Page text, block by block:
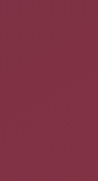
a démontré
pure expérience
la reconnaissance
davantage de
destination du
variante d'Ubuntu
il s'agit ici de
les besoins des
Des logiciels
un calendrier
grégorien,
données météo de
et la saisie